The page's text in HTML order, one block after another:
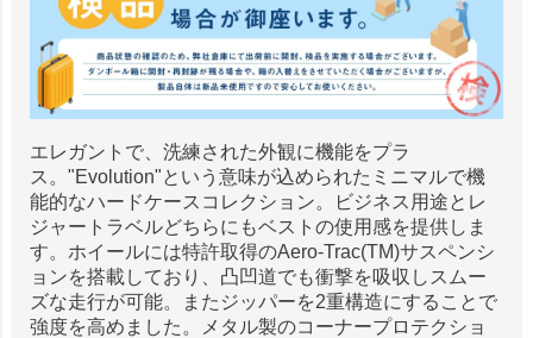
エレガントで、洗練された外観に機能をプラ
ス。"Evolution"という意味が込められたミニマルで機
能的なハードケースコレクション。ビジネス用途とレ
ジャートラベルどちらにもベストの使用感を提供しま
す。ホイールには特許取得のAero-Trac(TM)サスペンシ
ョンを搭載しており、凸凹道でも衝撃を吸収しスムー
ズな走行が可能。またジッパーを2重構造にすることで
強度を高めました。メタル製のコーナープロテクショ